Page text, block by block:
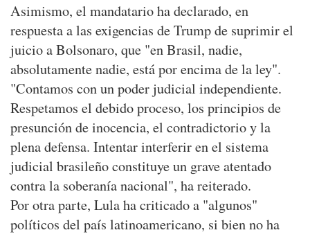
Asimismo, el mandatario ha declarado, en
respuesta a las exigencias de Trump de suprimir el
juicio a Bolsonaro, que "en Brasil, nadie,
absolutamente nadie, está por encima de la ley".
"Contamos con un poder judicial independiente.
Respetamos el debido proceso, los principios de
presunción de inocencia, el contradictorio y la
plena defensa. Intentar interferir en el sistema
judicial brasileño constituye un grave atentado
contra la soberanía nacional", ha reiterado.
Por otra parte, Lula ha criticado a "algunos"
políticos del país latinoamericano, si bien no ha